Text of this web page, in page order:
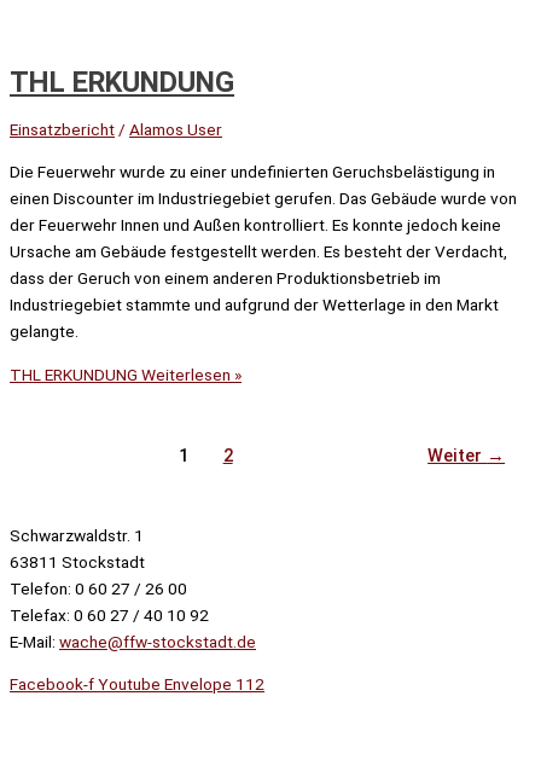
THL ERKUNDUNG
Einsatzbericht/ Alamos User
Die Feuerwehr wurde zu einer undefinierten Geruchsbelästigung in
einen Discounter im Industriegebiet gerufen. Das Gebäude wurde von
der Feuerwehr Innen und Außen kontrolliert. Es konnte jedoch keine
Ursache am Gebäude festgestellt werden. Es besteht der Verdacht,
dass der Geruch von einem anderen Produktionsbetrieb im
Industriegebiet stammte und aufgrund der Wetterlage in den Markt
gelangte.
THL ERKUNDUNG Weiterlesen »
1 2 Weiter →
Schwarzwaldstr. 1
63811 Stockstadt
Telefon: 0 60 27 / 26 00
Telefax: 0 60 27 / 40 10 92
E-Mail: wache@ffw-stockstadt.de
Facebook-fYoutube Envelope 112